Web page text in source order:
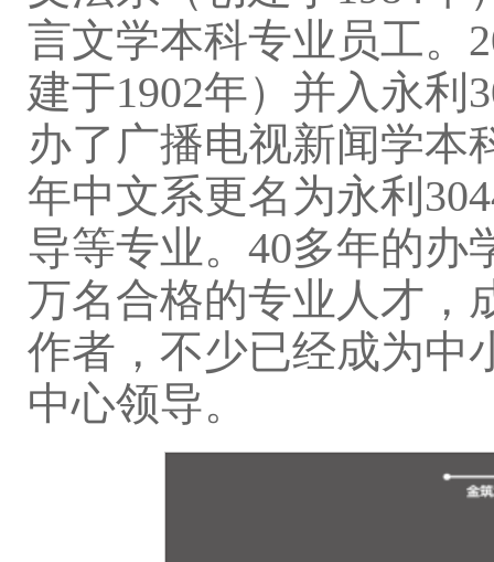
言文学本科专业员工。
建于1902年）并入永利
办了广播电视新闻学本
年中文系更名为永利
导等专业。40多年的办
万名合格的专业人才，
作者，不少已经成为中
中心领导。